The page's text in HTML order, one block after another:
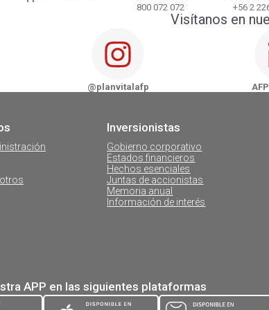
- Concepción
Valdivia
AFP PlanVital -
AFP PlanVital - Castro
800 072 072
+56 2
Visítanos en
@planvitalafp
Inversionistas
Gobierno corporativo
Estados financieros
Hechos esenciales
Juntas de accionistas
Memoria anual
Información de interés
APP en las siguientes plataformas